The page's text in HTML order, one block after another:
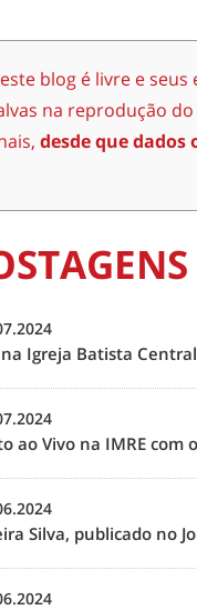
blog é livre e seus
na reprodução
desde que dados
Igreja Batista
ao Vivo na IMRE com
Silva, publicado no